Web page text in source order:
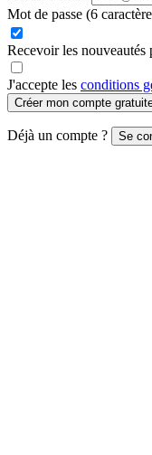
Mot de passe (6
Recevoir les nouveautés
J'accepte les conditions
Créer mon compte
Déjà un compte ? Se